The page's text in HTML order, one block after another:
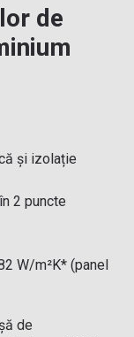
de
și izolație
2 puncte
W/m²K* (panel
de